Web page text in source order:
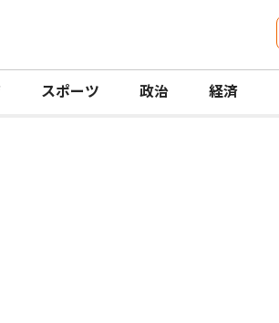
スポーツ 政治 経済